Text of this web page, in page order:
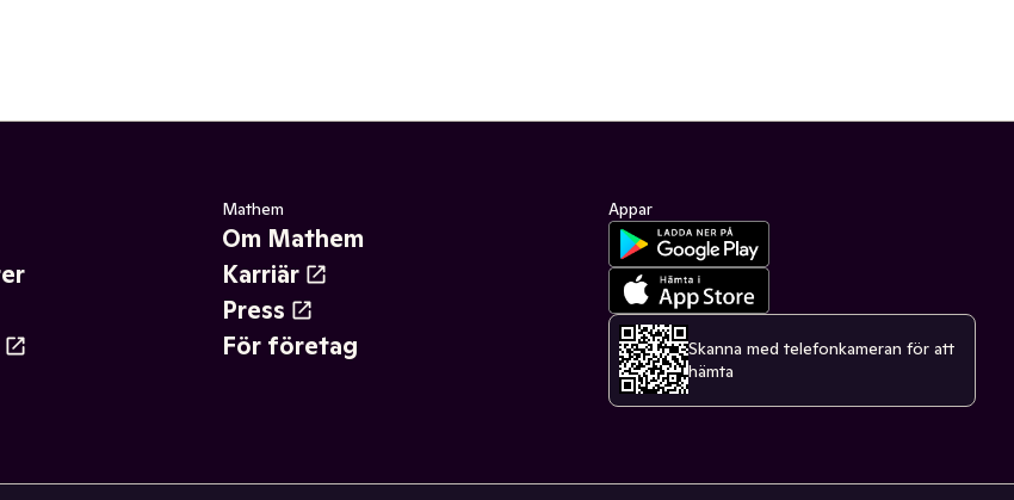
Mathem
Om Mathem
Karriär
Press
För företag
Appar
Skanna med telefonkameran för att
hämta